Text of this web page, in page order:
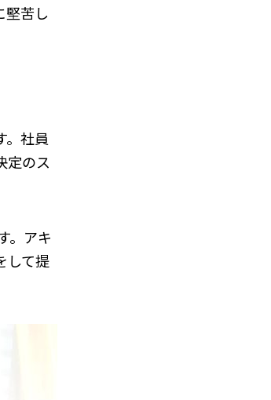
堅苦し
。社員
定のス
。アキ
して提